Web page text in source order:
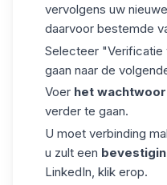
vervolgens uw
daarvoor bestemde
Selecteer
gaan naar de
Voer het
verder te gaan.
U moet verbinding
u zult een
LinkedIn, klik erop.